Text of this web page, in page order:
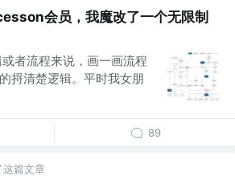
会员，我魔改了一个无限制
者流程来说，画一画流程
捋清楚逻辑。平时我女朋
89
这篇文章